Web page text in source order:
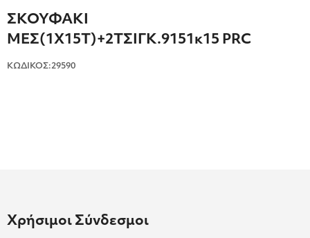
ΣΚΟΥΦΑΚΙ
ΜΕΣ(1X15Τ)+2ΤΣΙΓΚ.9151κ15 PRC
ΚΩΔΙΚΟΣ:29590
Χρήσιμοι Σύνδεσμοι